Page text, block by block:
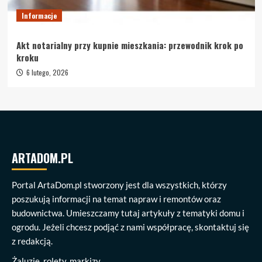
Informacje
Akt notarialny przy kupnie mieszkania: przewodnik krok po
kroku
6 lutego, 2026
ARTADOM.PL
Portal ArtaDom.pl stworzony jest dla wszystkich, którzy
poszukują informacji na temat napraw i remontów oraz
budownictwa. Umieszczamy tutaj artykuły z tematyki domu i
ogrodu. Jeżeli chcesz podjąć z nami współpracę, skontaktuj się
z redakcją.